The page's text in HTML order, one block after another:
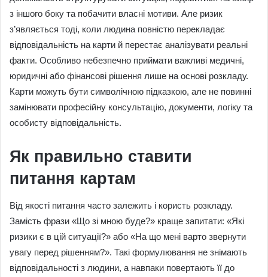
з іншого боку та побачити власні мотиви. Але ризик
з’являється тоді, коли людина повністю перекладає
відповідальність на карти й перестає аналізувати реальні
факти. Особливо небезпечно приймати важливі медичні,
юридичні або фінансові рішення лише на основі розкладу.
Карти можуть бути символічною підказкою, але не повинні
замінювати професійну консультацію, документи, логіку та
особисту відповідальність.
Як правильно ставити
питання картам
Від якості питання часто залежить і користь розкладу.
Замість фрази «Що зі мною буде?» краще запитати: «Які
ризики є в цій ситуації?» або «На що мені варто звернути
увагу перед рішенням?». Такі формулювання не знімають
відповідальності з людини, а навпаки повертають її до